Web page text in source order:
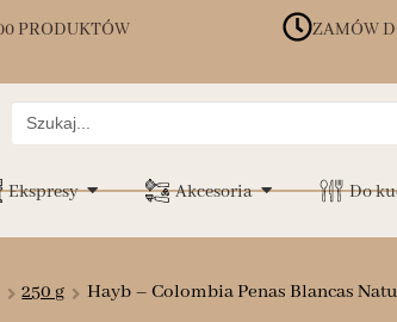
PRODUKTÓW ZAMÓW
Search
for:
Ekspresy Akcesoria Do
250 g Hayb – Colombia Penas Blancas